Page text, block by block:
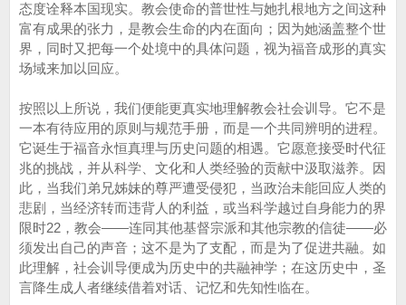
态度诠释本国现实。教会使命的普世性与她扎根地方之间这种
富有成果的张力，是教会生命的内在面向；因为她涵盖整个世
界，同时又把每一个处境中的具体问题，视为福音成形的真实
场域来加以回应。
按照以上所说，我们便能更真实地理解教会社会训导。它不是
一本有待应用的原则与规范手册，而是一个共同辨明的进程。
它诞生于福音永恒真理与历史问题的相遇。它愿意接受时代征
兆的挑战，并从科学、文化和人类经验的贡献中汲取滋养。因
此，当我们弟兄姊妹的尊严遭受侵犯，当政治未能回应人类的
悲剧，当经济转而违背人的利益，或当科学越过自身能力的界
限时22，教会——连同其他基督宗派和其他宗教的信徒——必
须发出自己的声音；这不是为了支配，而是为了促进共融。如
此理解，社会训导便成为历史中的共融神学；在这历史中，圣
言降生成人者继续借着对话、记忆和先知性临在。